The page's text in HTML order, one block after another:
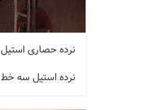
نرده حصاری استیل 304 کد A138
نرده استیل سه خط